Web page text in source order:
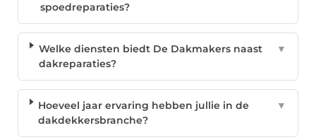
spoedreparaties?
Welke diensten biedt De Dakmakers naast
dakreparaties?
▼
Hoeveel jaar ervaring hebben jullie in de
dakdekkersbranche?
▼